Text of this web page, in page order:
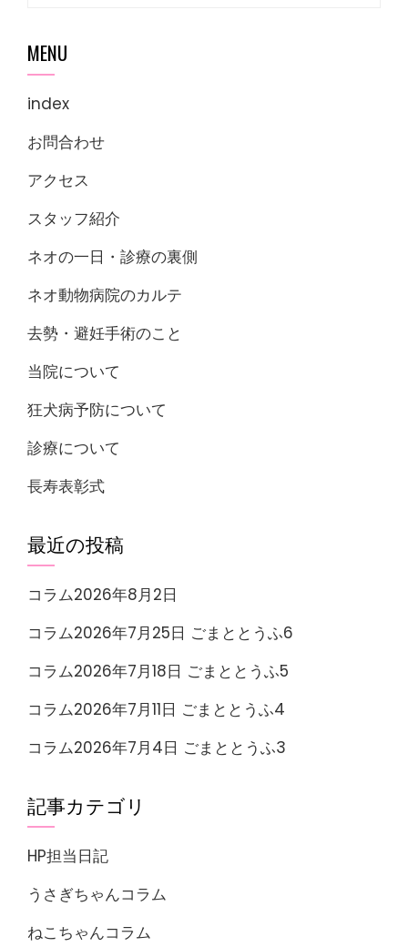
MENU
index
お問合わせ
アクセス
スタッフ紹介
ネオの一日・診療の裏側
ネオ動物病院のカルテ
去勢・避妊手術のこと
当院について
狂犬病予防について
診療について
長寿表彰式
最近の投稿
コラム2026年8月2日
コラム2026年7月25日 ごまととうふ6
コラム2026年7月18日 ごまととうふ5
コラム2026年7月11日 ごまととうふ4
コラム2026年7月4日 ごまととうふ3
記事カテゴリ
HP担当日記
うさぎちゃんコラム
ねこちゃんコラム